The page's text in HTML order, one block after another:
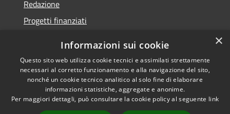
Redazione
Progetti finanziati
RSS
Accessibilità
Privacy
Dichiarazione di
accessibilità• Copyright ©
2021 • Comune di Mirano
• Powered by
×
Informazioni sui cookie
Questo sito web utilizza cookie tecnici e assimilati strettamente
necessari al corretto funzionamento e alla navigazione del sito,
nonché un cookie tecnico analitico al solo fine di elaborare
informazioni statistiche, aggregate e anonime.
Per maggiori dettagli, può consultare la cookie policy al seguente link